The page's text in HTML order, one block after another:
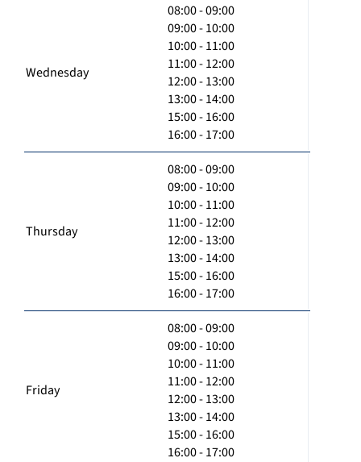
Wednesday
08:00 - 09:00
09:00 - 10:00
10:00 - 11:00
11:00 - 12:00
12:00 - 13:00
13:00 - 14:00
15:00 - 16:00
16:00 - 17:00
Thursday
08:00 - 09:00
09:00 - 10:00
10:00 - 11:00
11:00 - 12:00
12:00 - 13:00
13:00 - 14:00
15:00 - 16:00
16:00 - 17:00
Friday
08:00 - 09:00
09:00 - 10:00
10:00 - 11:00
11:00 - 12:00
12:00 - 13:00
13:00 - 14:00
15:00 - 16:00
16:00 - 17:00